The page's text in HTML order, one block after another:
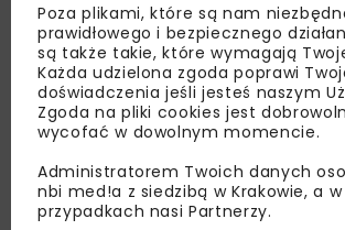
dedykowane akcje specjalne.
Zapoznałam/em się zPolityką
Regulaminemoraz wyrażam zgodę na
handlowej w postaci newslettera.
Poza plikami, które są nam
prawidłowego i bezpiecznego
są także takie, które wymagają
Każda udzielona zgoda poprawi
doświadczenia jeśli jesteś naszym
Zgoda na pliki cookies jest
wycofać w dowolnym momencie.
Administratorem Twoich danych
nbi med!a z siedzibą w Krakowie, a
przypadkach nasi Partnerzy.